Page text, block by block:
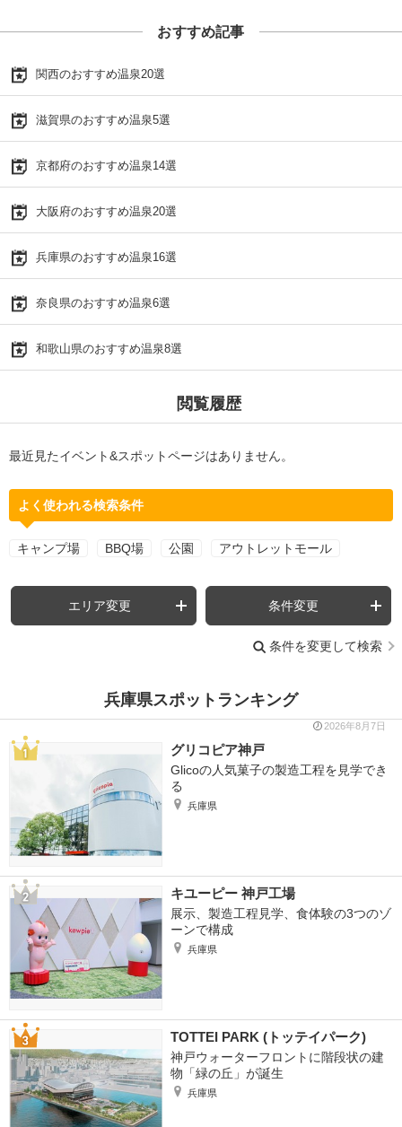
おすすめ記事
関西のおすすめ温泉20選
滋賀県のおすすめ温泉5選
京都府のおすすめ温泉14選
大阪府のおすすめ温泉20選
兵庫県のおすすめ温泉16選
奈良県のおすすめ温泉6選
和歌山県のおすすめ温泉8選
閲覧履歴
最近見たイベント&スポットページはありません。
よく使われる検索条件
キャンプ場 BBQ場 公園 アウトレットモール
エリア変更 条件変更
条件を変更して検索
兵庫県スポットランキング
2026年8月7日
グリコピア神戸
Glicoの人気菓子の製造工程を見学でき
る
兵庫県
キユーピー 神戸工場
展示、製造工程見学、食体験の3つのゾ
ーンで構成
兵庫県
TOTTEI PARK (トッテイパーク)
神戸ウォーターフロントに階段状の建
物「緑の丘」が誕生
兵庫県